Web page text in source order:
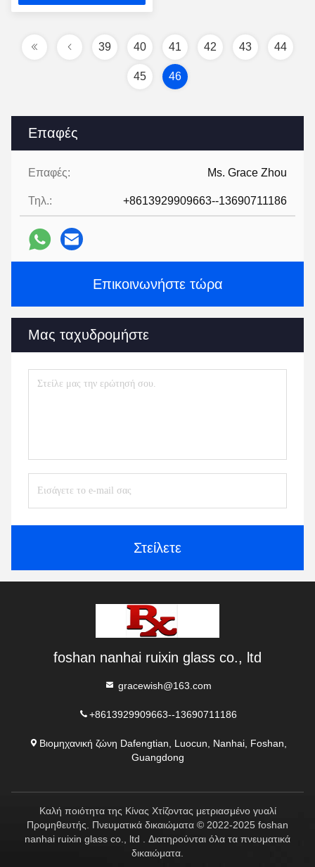
Επαφές
Επαφές: Ms. Grace Zhou
Τηλ.: +8613929909663--13690711186
Επικοινωνήστε τώρα
Μας ταχυδρομήστε
Στείλετε
39 40 41 42 43 44
45 46
foshan nanhai ruixin glass co., ltd
gracewish@163.com
+8613929909663--13690711186
Βιομηχανική ζώνη Dafengtian, Luocun, Nanhai, Foshan,
Guangdong
Καλή ποιότητα της Κίνας Χτίζοντας μετριασμένο γυαλί
Προμηθευτής. Πνευματικά δικαιώματα © 2022-2025 foshan
nanhai ruixin glass co., ltd . Διατηρούνται όλα τα πνευματικά
δικαιώματα.